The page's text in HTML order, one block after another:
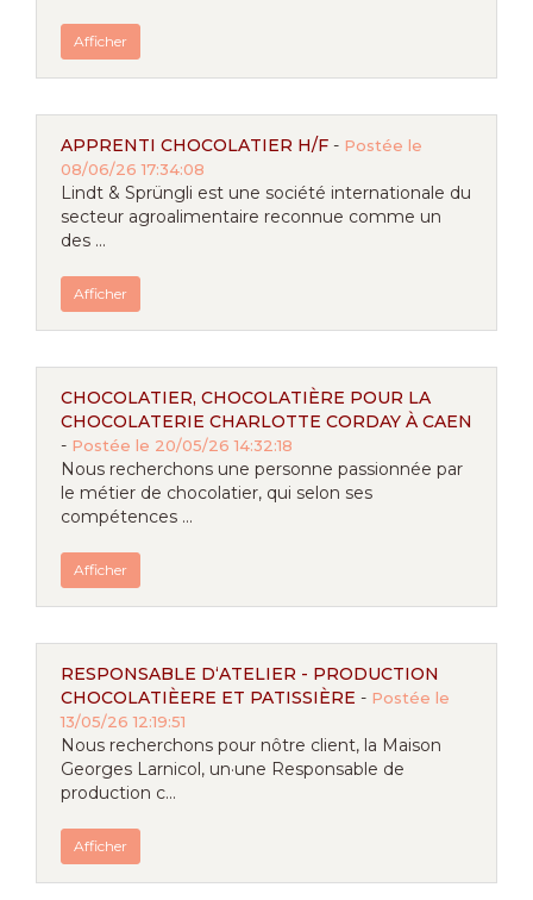
Afficher
APPRENTI CHOCOLATIER H/F - Postée le
08/06/26 17:34:08
Lindt & Sprüngli est une société internationale du
secteur agroalimentaire reconnue comme un
des ...
Afficher
CHOCOLATIER, CHOCOLATIÈRE POUR LA
CHOCOLATERIE CHARLOTTE CORDAY À CAEN
- Postée le 20/05/26 14:32:18
Nous recherchons une personne passionnée par
le métier de chocolatier, qui selon ses
compétences ...
Afficher
RESPONSABLE D‘ATELIER - PRODUCTION
CHOCOLATIÈERE ET PATISSIÈRE - Postée le
13/05/26 12:19:51
Nous recherchons pour nôtre client, la Maison
Georges Larnicol, un·une Responsable de
production c...
Afficher